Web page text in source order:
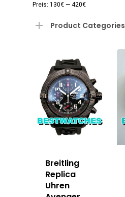
Preis: 130€ — 420€
Product Categories
Breitling
Replica
Uhren